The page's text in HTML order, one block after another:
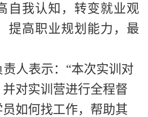
自我认知，转变就业观
提高职业规划能力，最
人表示： “本次实训对
对实训营进行全程督
如何找工作，帮助其